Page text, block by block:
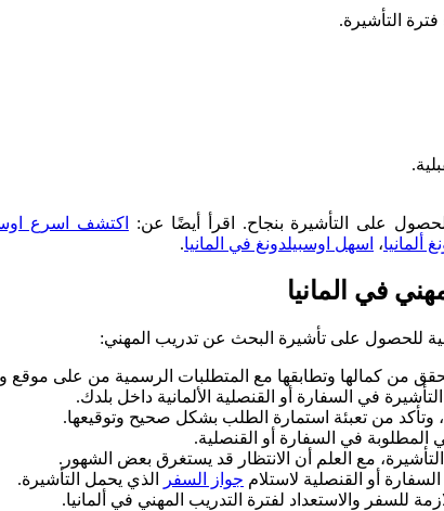
على التأشيرة بنجاح. اقرأ أيضًا عن: اكتشف اسرع
ألمانيا، اسهل اوسبيلدونغ في المانيا.
في المانيا
للحصول على تأشيرة البحث عن تدريب المهني:
من كمالها وتطابقها مع المتطلبات الرسمية من على موقع
في السفارة أو القنصلية الألمانية داخل بلدك.
وتأكد من تعبئة استمارة الطلب بشكل صحيح وتوقيعها.
في السفارة أو القنصلية.
مع العلم أن الانتظار قد يستغرق بعض الشهور.
أو القنصلية لاستلام جواز السفر
الذي يحمل التأشيرة.
للسفر والاستعداد لفترة التدريب المهني في ألمانيا.